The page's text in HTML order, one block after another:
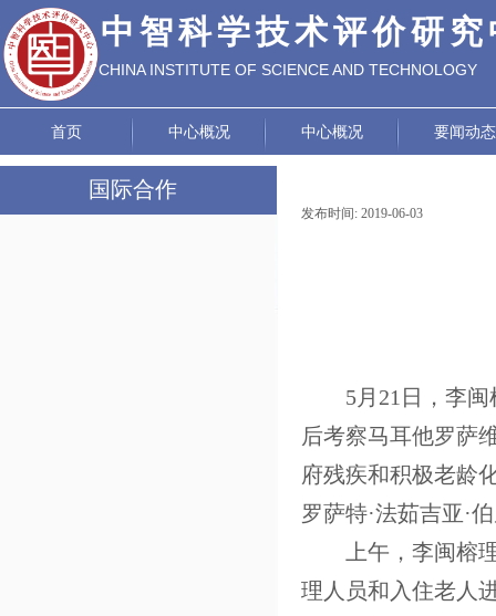
中智科学技术评价研
CHINA INSTITUTE OF SCIENCE AND TECHNOLOGY
首页 中心概况 中心概况 要闻动态
国际合作
发布时间: 2019-06-03
5月 21 日， 李闽
后考察马耳他罗萨
府残疾和积极老龄
罗萨特·法茹吉亚·
上午 ， 李闽榕
理人员和入住老人